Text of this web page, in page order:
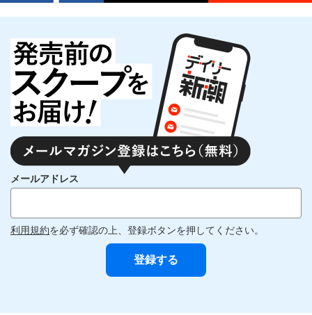
メールアドレス
利用規約を必ず確認の上、登録ボタンを押してください。